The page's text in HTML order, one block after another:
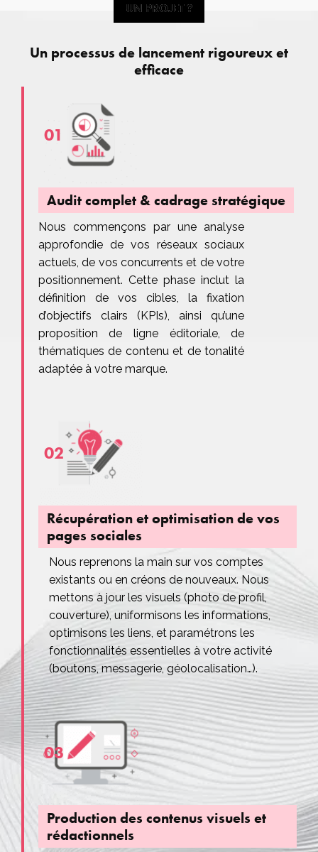
UN PROJET ?
UN PROJET ?
Un processus de lancement rigoureux et
efficace
01
Audit complet & cadrage stratégique
Nous commençons par une analyse
approfondie de vos réseaux sociaux
actuels, de vos concurrents et de votre
positionnement. Cette phase inclut la
définition de vos cibles, la fixation
d’objectifs clairs (KPIs), ainsi qu’une
proposition de ligne éditoriale, de
thématiques de contenu et de tonalité
adaptée à votre marque.
02
Récupération et optimisation de vos
pages sociales
Nous reprenons la main sur vos comptes
existants ou en créons de nouveaux. Nous
mettons à jour les visuels (photo de profil,
couverture), uniformisons les informations,
optimisons les liens, et paramétrons les
fonctionnalités essentielles à votre activité
(boutons, messagerie, géolocalisation…).
03
Production des contenus visuels et
rédactionnels